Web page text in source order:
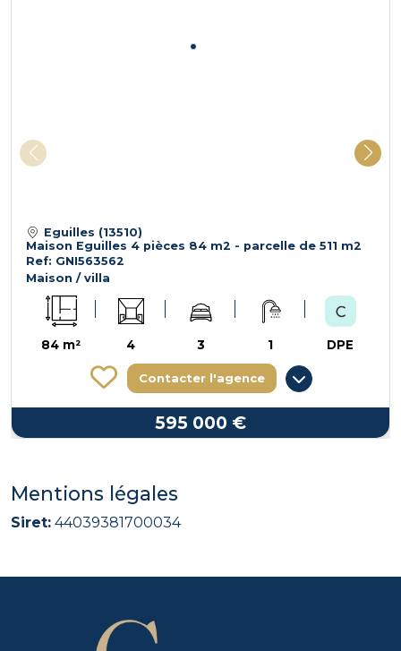
Eguilles (13510)
Maison Eguilles 4 pièces 84 m2 - parcelle de 511 m2
Ref: GNI563562
Maison / villa
84 m² 4 3 1 DPE
Contacter l'agence
595 000 €
Mentions légales
Siret: 44039381700034